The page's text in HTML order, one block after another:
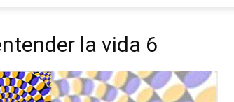
la vida 6